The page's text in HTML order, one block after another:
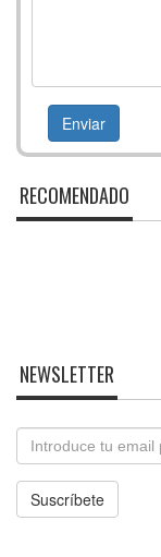
RECOMENDADO
NEWSLETTER
Email
Suscríbete